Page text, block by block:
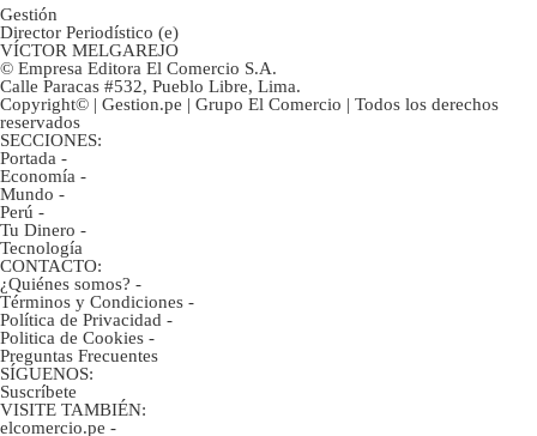
Gestión
Director Periodístico (e)
VÍCTOR MELGAREJO
© Empresa Editora El Comercio S.A.
Calle Paracas #532, Pueblo Libre, Lima.
Copyright© | Gestion.pe | Grupo El Comercio | Todos los derechos
reservados
SECCIONES:
Portada -
Economía -
Mundo -
Perú -
Tu Dinero -
Tecnología
CONTACTO:
¿Quiénes somos? -
Términos y Condiciones -
Política de Privacidad -
Politica de Cookies -
Preguntas Frecuentes
SÍGUENOS:
Suscríbete
VISITE TAMBIÉN:
elcomercio.pe -